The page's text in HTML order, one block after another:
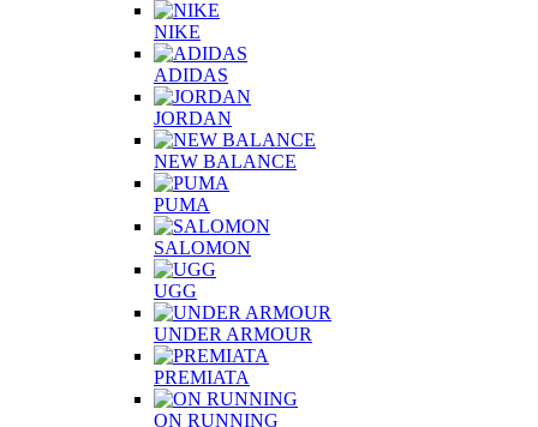
NIKE
ADIDAS
JORDAN
NEW BALANCE
PUMA
SALOMON
UGG
UNDER ARMOUR
PREMIATA
ON RUNNING